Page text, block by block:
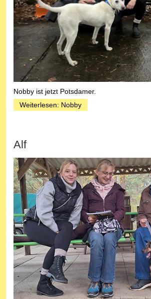
Nobby ist jetzt Potsdamer.
Weiterlesen: Nobby
Alf